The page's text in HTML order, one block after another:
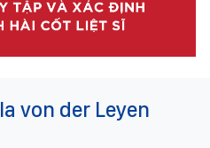
von der Leyen